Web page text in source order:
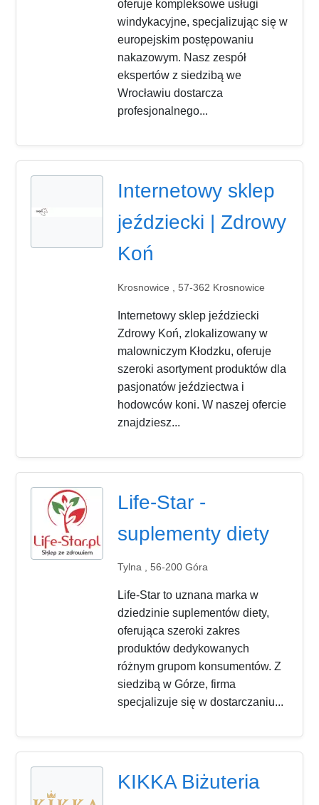
oferuje kompleksowe usługi
windykacyjne, specjalizując się w
europejskim postępowaniu
nakazowym. Nasz zespół
ekspertów z siedzibą we
Wrocławiu dostarcza
profesjonalnego...
Internetowy sklep
jeździecki | Zdrowy
Koń
Krosnowice , 57-362 Krosnowice
Internetowy sklep jeździecki
Zdrowy Koń, zlokalizowany w
malowniczym Kłodzku, oferuje
szeroki asortyment produktów dla
pasjonatów jeździectwa i
hodowców koni. W naszej ofercie
znajdziesz...
Life-Star -
suplementy diety
Tylna , 56-200 Góra
Life-Star to uznana marka w
dziedzinie suplementów diety,
oferująca szeroki zakres
produktów dedykowanych
różnym grupom konsumentów. Z
siedzibą w Górze, firma
specjalizuje się w dostarczaniu...
KIKKA Biżuteria